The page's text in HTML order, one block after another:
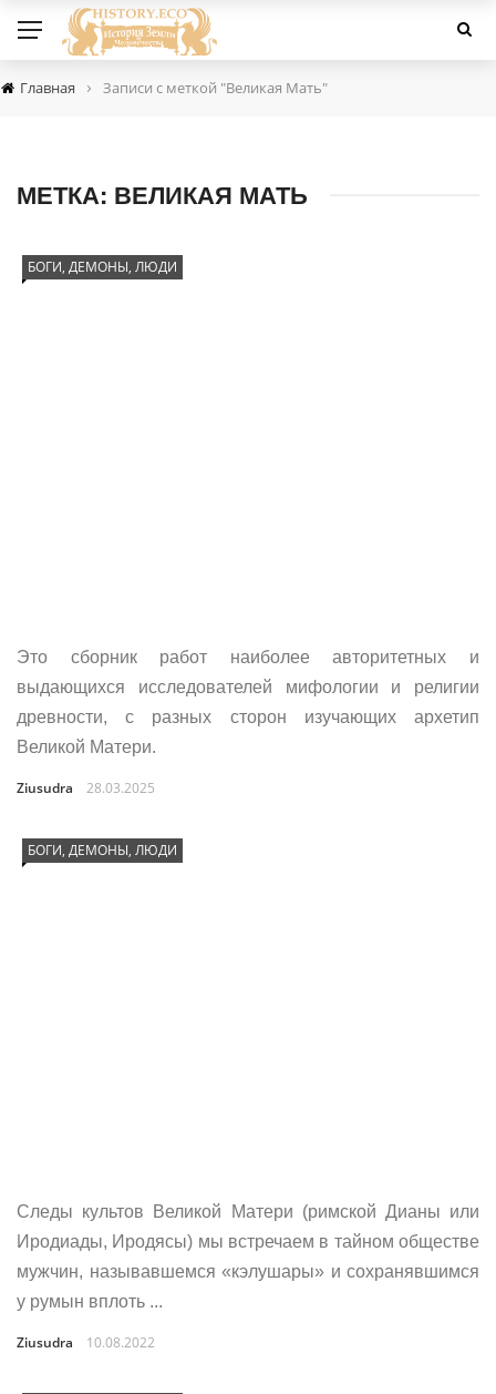
Главная › Записи с меткой "Великая Мать"
МЕТКА: ВЕЛИКАЯ МАТЬ
БОГИ, ДЕМОНЫ, ЛЮДИ
Это сборник работ наиболее авторитетных и
выдающихся исследователей мифологии и религии
древности, с разных сторон изучающих архетип
Великой Матери.
Ziusudra 28.03.2025
БОГИ, ДЕМОНЫ, ЛЮДИ
Следы культов Великой Матери (римской Дианы или
Иродиады, Иродясы) мы встречаем в тайном обществе
мужчин, называвшемся «кэлушары» и сохранявшимся
у румын вплоть ...
Ziusudra 10.08.2022